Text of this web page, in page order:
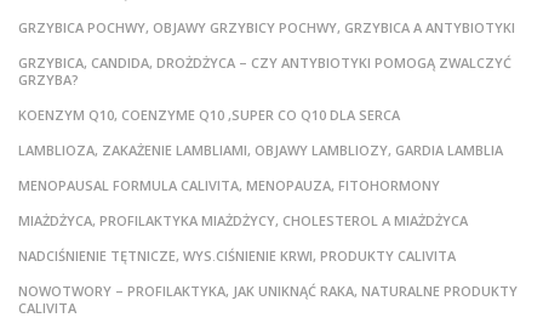
GRZYBICA POCHWY, OBJAWY GRZYBICY POCHWY, GRZYBICA A ANTYBIOTYKI
GRZYBICA, CANDIDA, DROŻDŻYCA – CZY ANTYBIOTYKI POMOGĄ ZWALCZYĆ
GRZYBA?
KOENZYM Q10, COENZYME Q10 ,SUPER CO Q10 DLA SERCA
LAMBLIOZA, ZAKAŻENIE LAMBLIAMI, OBJAWY LAMBLIOZY, GARDIA LAMBLIA
MENOPAUSAL FORMULA CALIVITA, MENOPAUZA, FITOHORMONY
MIAŻDŻYCA, PROFILAKTYKA MIAŻDŻYCY, CHOLESTEROL A MIAŻDŻYCA
NADCIŚNIENIE TĘTNICZE, WYS.CIŚNIENIE KRWI, PRODUKTY CALIVITA
NOWOTWORY – PROFILAKTYKA, JAK UNIKNĄĆ RAKA, NATURALNE PRODUKTY
CALIVITA